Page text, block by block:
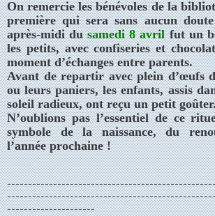
On remercie les bénévoles de la
première qui sera sans aucun
après-midi dusamedi 8 avrilfut un
les petits, avec confiseries et
moment d’échanges entre parents.
Avant de repartir avec plein d’œufs
ou leurs paniers, les enfants, assis
soleil radieux, ont reçu un petit
N’oublions pas l’essentiel de ce
symbole de la naissance, du
l’année prochaine !
---------------------